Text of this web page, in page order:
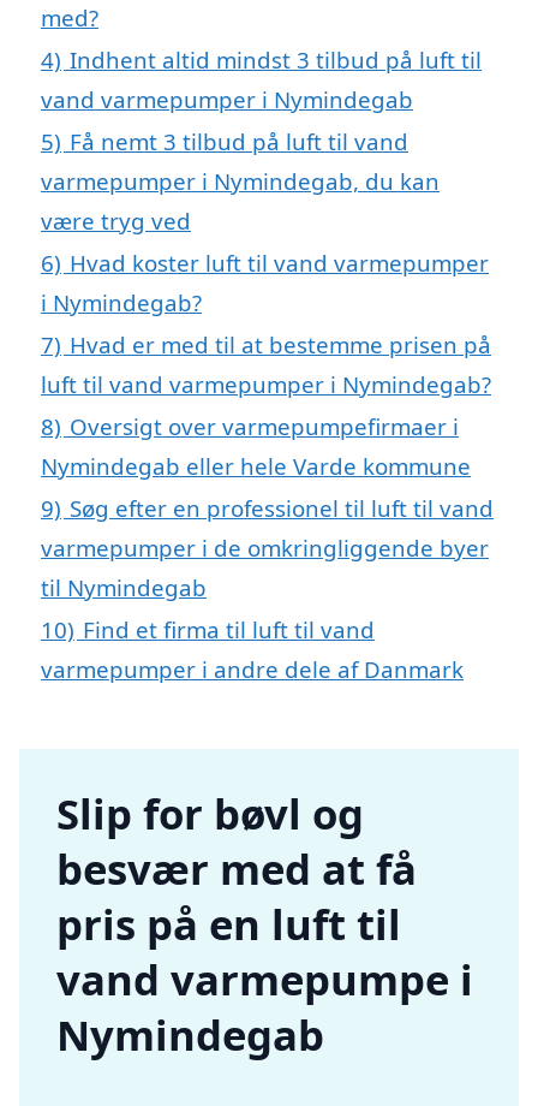
med?
4) Indhent altid mindst 3 tilbud på luft til
vand varmepumper i Nymindegab
5) Få nemt 3 tilbud på luft til vand
varmepumper i Nymindegab, du kan
være tryg ved
6) Hvad koster luft til vand varmepumper
i Nymindegab?
7) Hvad er med til at bestemme prisen på
luft til vand varmepumper i Nymindegab?
8) Oversigt over varmepumpefirmaer i
Nymindegab eller hele Varde kommune
9) Søg efter en professionel til luft til vand
varmepumper i de omkringliggende byer
til Nymindegab
10) Find et firma til luft til vand
varmepumper i andre dele af Danmark
Slip for bøvl og
besvær med at få
pris på en luft til
vand varmepumpe i
Nymindegab